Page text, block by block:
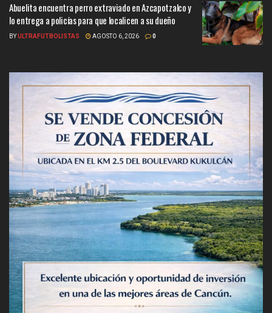
Abuelita encuentra perro extraviado en Azcapotzalco y
lo entrega a policías para que localicen a su dueño
BYULTRAFUTBOLISTAS AGOSTO 6, 2026 0